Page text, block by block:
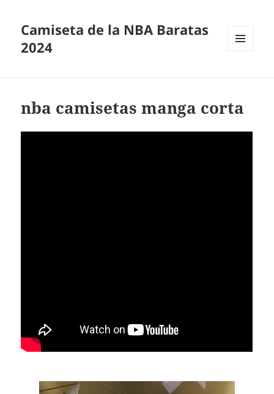
Camiseta de la NBA Baratas
2024
nba camisetas manga corta